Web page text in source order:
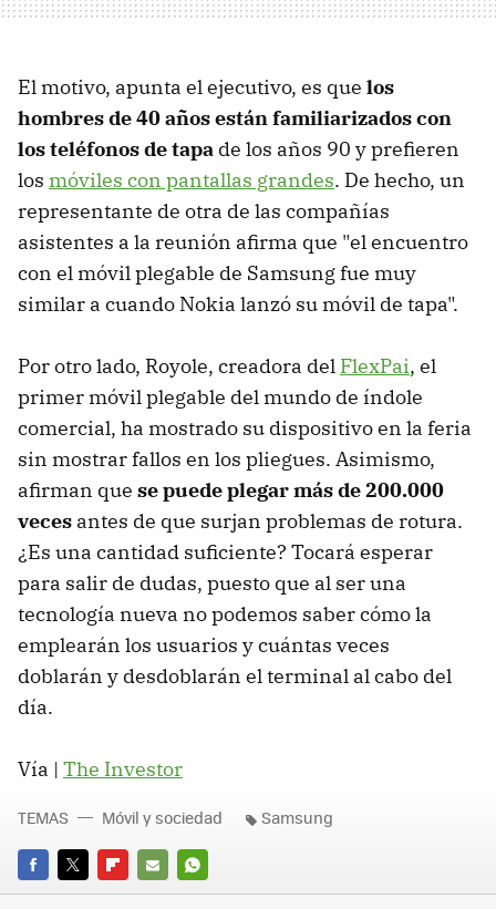
El motivo, apunta el ejecutivo, es que los
hombres de 40 años están familiarizados con
los teléfonos de tapa de los años 90 y prefieren
los móviles con pantallas grandes. De hecho, un
representante de otra de las compañías
asistentes a la reunión afirma que "el encuentro
con el móvil plegable de Samsung fue muy
similar a cuando Nokia lanzó su móvil de tapa".
Por otro lado, Royole, creadora del FlexPai, el
primer móvil plegable del mundo de índole
comercial, ha mostrado su dispositivo en la feria
sin mostrar fallos en los pliegues. Asimismo,
afirman que se puede plegar más de 200.000
veces antes de que surjan problemas de rotura.
¿Es una cantidad suficiente? Tocará esperar
para salir de dudas, puesto que al ser una
tecnología nueva no podemos saber cómo la
emplearán los usuarios y cuántas veces
doblarán y desdoblarán el terminal al cabo del
día.
Vía | The Investor
FACEBOOK
TWITTERFLIPBOARD
E-
WHATSAPP
TEMAS Móvil y sociedad Samsung